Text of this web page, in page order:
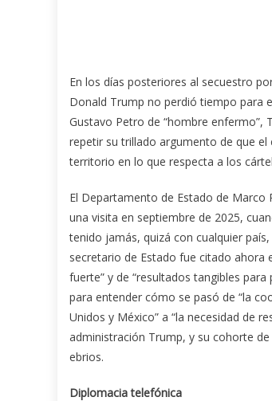
En los días posteriores al secuestro
Donald Trump no perdió tiempo para
Gustavo Petro de “hombre enfermo”,
repetir su trillado argumento de que
territorio en lo que respecta a los
El Departamento de Estado de Marco
una visita en septiembre de 2025,
tenido jamás, quizá con cualquier
secretario de Estado fue citado ahora
fuerte” y de “resultados tangibles
para entender cómo se pasó de “la
Unidos y México” a “la necesidad de
administración Trump, y su cohorte
ebrios.
Diplomacia telefónica